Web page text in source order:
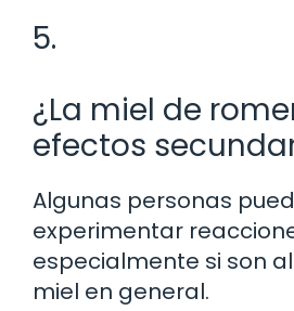
5.
¿La miel de
efectos
Algunas personas
experimentar
especialmente si son
miel en general.